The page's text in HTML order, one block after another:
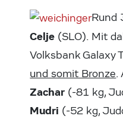
Rund
Celje (SLO). Mit
Volksbank Galaxy
und somit Bronze.
Zachar (-81 kg,
Mudri (-52 kg,